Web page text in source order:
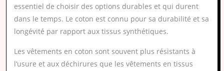
essentiel de choisir des options durables et qui durent
dans le temps. Le coton est connu pour sa durabilité et sa
longévité par rapport aux tissus synthétiques.
Les vêtements en coton sont souvent plus résistants à
l’usure et aux déchirures que les vêtements en tissus